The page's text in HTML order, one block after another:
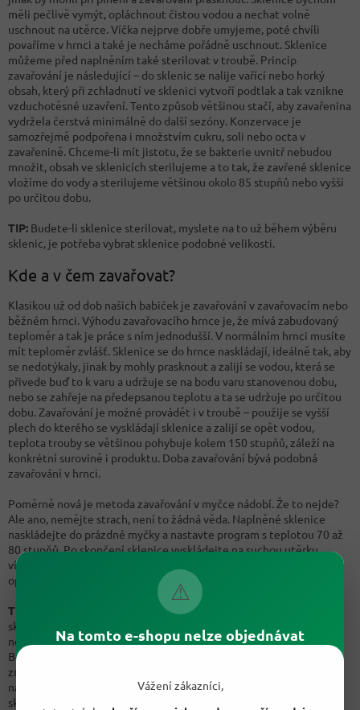
⚠
Na tomto e-shopu nelze objednávat
Vážení zákazníci,
měli pečlivě vymýt, opláchnout čistou vodou a nechat volně
uschnout na utěrce. Víčka nejprve dobře umyjeme, poté chvíli
povaříme v hrnci a také je necháme pořádně uschnout. Sklenice
můžeme před naplněním také sterilovat v troubě. Princip
zavařování je následující – do sklenic se nalije vařící nebo horký
obsah, který při zchladnutí ve sklenici vytvoří podtlak a tak vznikne
vzduchotěsné uzavření. Tento způsob většinou stačí, aby zavařenina
vydržela čerstvá minimálně do další sezóny. Konzervace je
samozřejmě podpořena i množstvím cukru, soli nebo octa v
zavařenině. Chceme-li mít jistotu, že se bakterie uvnitř nebudou
množit, obsah ve sklenicích sterilujeme a to tak, že zavřené sklenice
vložíme do vody a sterilujeme většinou okolo 85 stupňů nebo vyšší
po určitou dobu.
TIP: Budete-li sklenice sterilovat, myslete na to už během výběru
sklenic, je potřeba vybrat sklenice podobné velikosti.
Kde a v čem zavařovat?
Klasikou už od dob našich babiček je zavařování v zavařovacím nebo
běžném hrnci. Výhodu zavařovacího hrnce je, že mívá zabudovaný
teploměr a tak je práce s ním jednodušší. V normálním hrnci musíte
mít teploměr zvlášť. Sklenice se do hrnce naskládají, ideálně tak, aby
se nedotýkaly, jinak by mohly prasknout a zalijí se vodou, která se
přivede buď to k varu a udržuje se na bodu varu stanovenou dobu,
nebo se zahřeje na předepsanou teplotu a ta se udržuje po určitou
dobu. Zavařování je možné provádět i v troubě – použije se vyšší
plech do kterého se vyskládají sklenice a zalijí se opět vodou,
teplota trouby se většinou pohybuje kolem 150 stupňů, záleží na
konkrétní surovině i produktu. Doba zavařování bývá podobná
zavařování v hrnci.
Poměrně nová je metoda zavařování v myčce nádobí. Že to nejde?
Ale ano, nemějte strach, není to žádná věda. Naplněné sklenice
naskládejte do prázdné myčky a nastavte program s teplotou 70 až
80 stupňů. Po skončení sklenice vyskládejte na suchou utěrku
víčkem dolů a nechte vychladnout. A je hotovo. Do myčky se vejde
opravdu hodně sklenic a tak budete mít hotovo raz dva.
TIP:
Při nalévání obsahu do sklenic dbáme na to aby byly okraje
sklenice poté čisté. Zbytky pod víčkem by nám mohli způsobit
neplechu v podobě plísně a znehodnotit tak celý obsah sklenice.
Během kontroly hustoty džemů a ochutnávání nikdy nenabírejte
znovu již olíznutou lžičkou! Pamatujte, že jakákoliv známku plísně
na povrchu zavařeniny nestačí odebrat, je třeba vyhodit celý obsah
sklenice, přestože plíseň už není dál vidět je tam.